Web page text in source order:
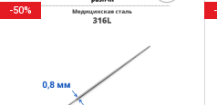
-50%